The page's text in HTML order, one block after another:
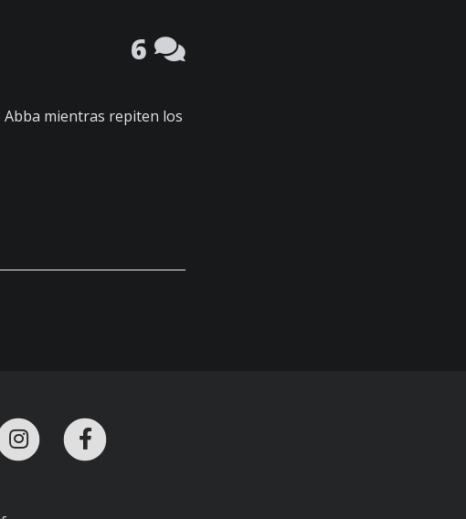
6
mientras repiten los
nosotros en Telegram
Instagram